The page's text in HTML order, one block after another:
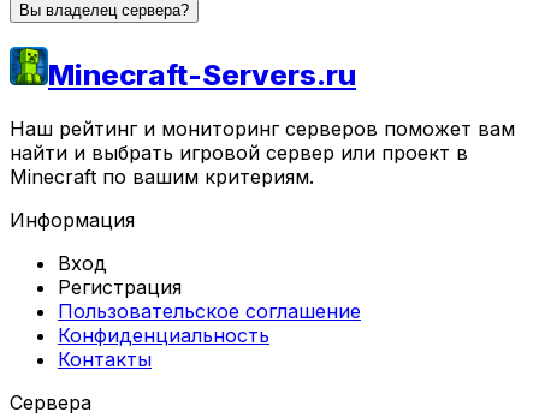
Вы владелец сервера?
Minecraft-Servers.ru
Наш рейтинг и мониторинг серверов поможет вам
найти и выбрать игровой сервер или проект в
Minecraft по вашим критериям.
Информация
Вход
Регистрация
Пользовательское соглашение
Конфиденциальность
Контакты
Сервера